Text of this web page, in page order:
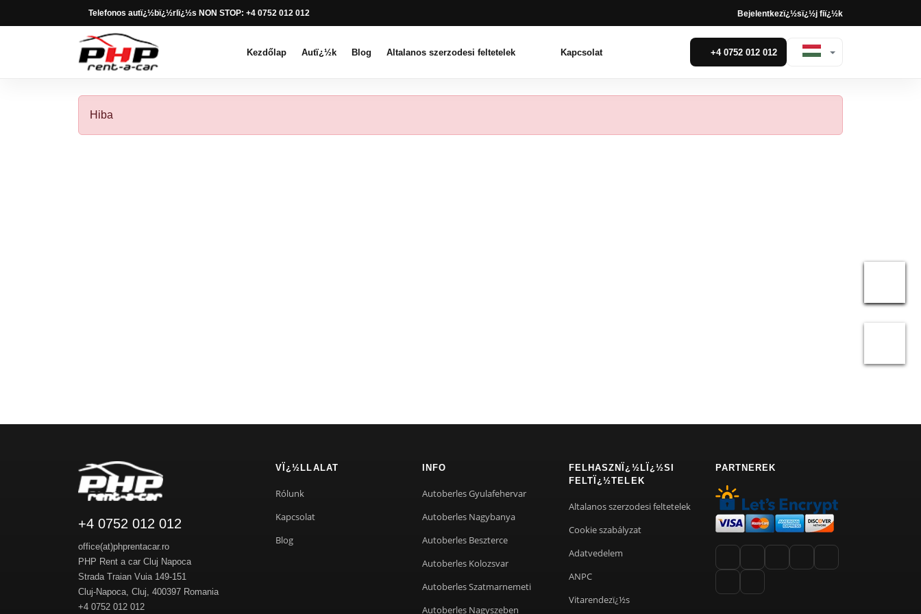
Telefonos autï¿½bï¿½rlï¿½s NON STOP: +4 0752 012 012 Bejelentkezï¿½sï¿½j fiï¿½k
Kezdőlap Autï¿½k Blog Altalanos szerzodesi feltetelek Kapcsolat +4 0752 012 012
Hiba
+4 0752 012 012
office(at)phprentacar.ro
PHP Rent a car Cluj Napoca
Strada Traian Vuia 149-151
Cluj-Napoca, Cluj, 400397 Romania
+4 0752 012 012
VÏ¿½LLALAT
Rólunk
Kapcsolat
Blog
INFO
Autoberles Gyulafehervar
Autoberles Nagybanya
Autoberles Beszterce
Autoberles Kolozsvar
Autoberles Szatmarnemeti
Autoberles Nagyszeben
FELHASZNÏ¿½LÏ¿½SI
FELTÏ¿½TELEK
Altalanos szerzodesi feltetelek
Cookie szabályzat
Adatvedelem
ANPC
Vitarendezï¿½s
PARTNEREK